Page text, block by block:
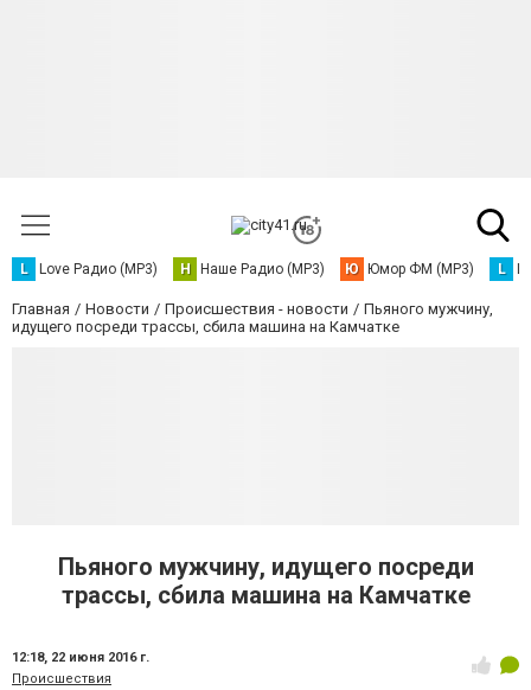
L Love Радио (MP3) Н Наше Радио (MP3) Ю Юмор ФМ (MP3) L
Главная Новости Происшествия - новости
Пьяного мужчину,
идущего посреди трассы, сбила машина на Камчатке
Пьяного мужчину, идущего посреди
трассы, сбила машина на Камчатке
12:18, 22 июня 2016 г.
Происшествия